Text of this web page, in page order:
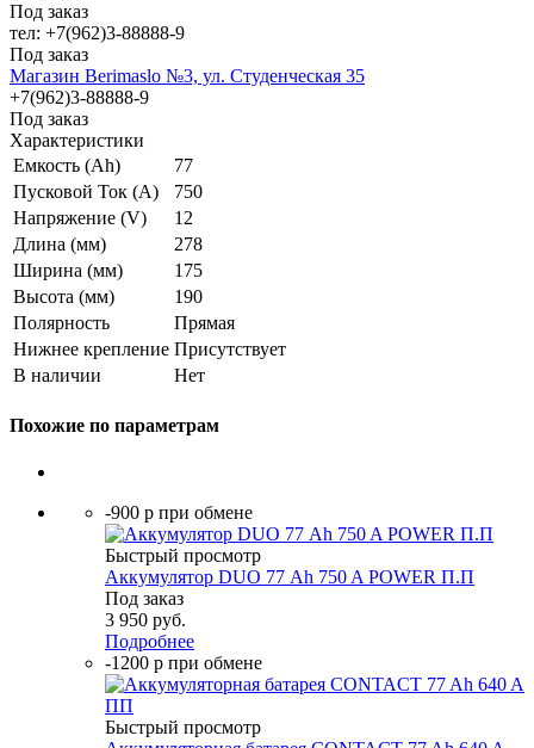
Под заказ
тел: +7(962)3-88888-9
Под заказ
Магазин Berimaslo №3, ул. Студенческая 35
+7(962)3-88888-9
Под заказ
Характеристики
Емкость (Ah)
77
Пусковой Ток (A)
750
Напряжение (V)
12
Длина (мм)
278
Ширина (мм)
175
Высота (мм)
190
Полярность
Прямая
Нижнее крепление Присутствует
В наличии
Нет
Похожие по параметрам
-900 р при обмене
Быстрый просмотр
Аккумулятор DUO 77 Аh 750 A POWER П.П
Под заказ
3 950 руб.
Подробнее
-1200 р при обмене
Быстрый просмотр